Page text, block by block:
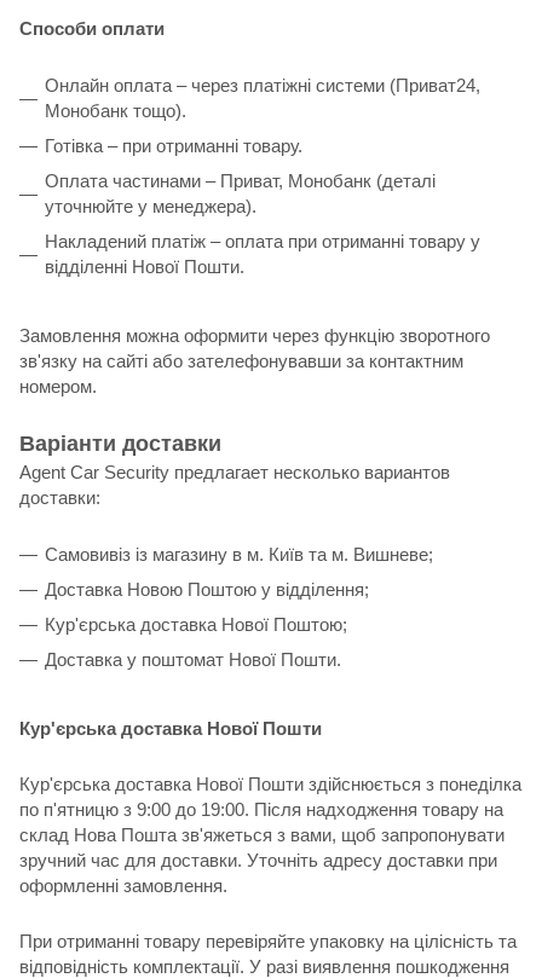
Способи оплати
Онлайн оплата – через платіжні системи (Приват24,
Монобанк тощо).
Готівка – при отриманні товару.
Оплата частинами – Приват, Монобанк (деталі
уточнюйте у менеджера).
Накладений платіж – оплата при отриманні товару у
відділенні Нової Пошти.
Замовлення можна оформити через функцію зворотного
зв'язку на сайті або зателефонувавши за контактним
номером.
Варіанти доставки
Agent Car Security предлагает несколько вариантов
доставки:
Самовивіз із магазину в м. Київ та м. Вишневе;
Доставка Новою Поштою у відділення;
Кур'єрська доставка Нової Поштою;
Доставка у поштомат Нової Пошти.
Кур'єрська доставка Нової Пошти
Кур'єрська доставка Нової Пошти здійснюється з понеділка
по п'ятницю з 9:00 до 19:00. Після надходження товару на
склад Нова Пошта зв'яжеться з вами, щоб запропонувати
зручний час для доставки. Уточніть адресу доставки при
оформленні замовлення.
При отриманні товару перевіряйте упаковку на цілісність та
відповідність комплектації. У разі виявлення пошкодження